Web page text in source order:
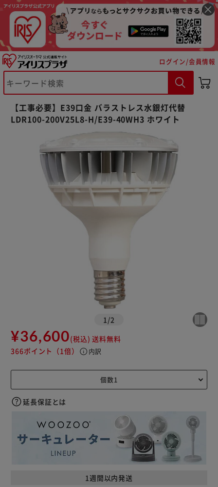
ログイン/会員情報
【工事必要】E39口金 バラストレス水銀灯代替
LDR100-200V25L8-H/E39-40WH3 ホワイト
1 /2
¥36,600(税込) 送料無料
366ポイント （1倍） info 内訳
1週間以内発送
延長保証とは
※ご確認ください
カートに入れる 購入手続きへ